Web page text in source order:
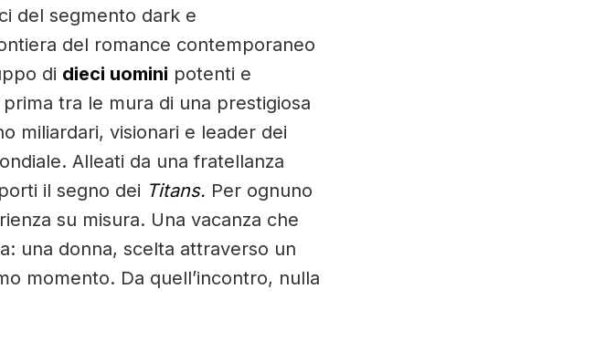
del segmento dark e
del romance contemporaneo
di dieci uomini potenti e
tra le mura di una prestigiosa
miliardari, visionari e leader dei
Alleati da una fratellanza
il segno dei Titans. Per ognuno
su misura. Una vacanza che
una donna, scelta attraverso un
momento. Da quell’incontro, nulla